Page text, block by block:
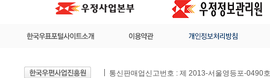
통신판매업신고번호 : 제 2013-서울영등포-0490호